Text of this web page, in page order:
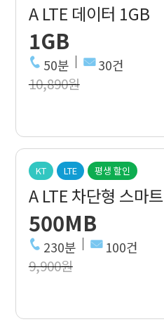
A LTE 데이터 1GB
1GB
50분 30건
10,890원
KT LTE 평생 할인
A LTE 차단형 스마트
500MB
230분 100건
9,900원